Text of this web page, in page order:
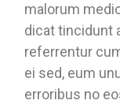
malorum
dicat tincidunt
referrentur
ei sed, eum
erroribus no